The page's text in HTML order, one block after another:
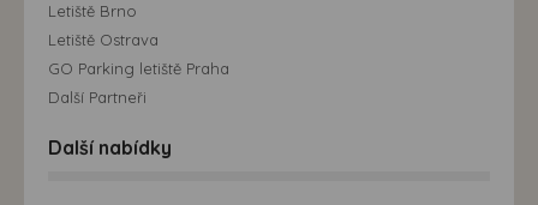
Letiště Brno
Letiště Ostrava
GO Parking letiště Praha
Další Partneři
Další nabídky